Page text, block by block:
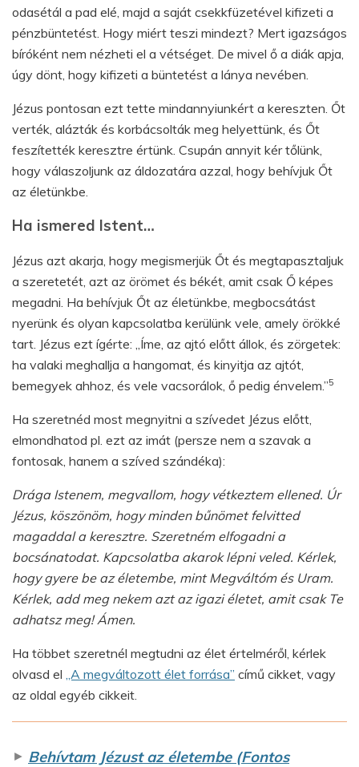
odasétál a pad elé, majd a saját csekkfüzetével kifizeti a
pénzbüntetést. Hogy miért teszi mindezt? Mert igazságos
bíróként nem nézheti el a vétséget. De mivel ő a diák apja,
úgy dönt, hogy kifizeti a büntetést a lánya nevében.
Jézus pontosan ezt tette mindannyiunkért a kereszten. Őt
verték, alázták és korbácsolták meg helyettünk, és Őt
feszítették keresztre értünk. Csupán annyit kér tőlünk,
hogy válaszoljunk az áldozatára azzal, hogy behívjuk Őt
az életünkbe.
Ha ismered Istent…
Jézus azt akarja, hogy megismerjük Őt és megtapasztaljuk
a szeretetét, azt az örömet és békét, amit csak Ő képes
megadni. Ha behívjuk Őt az életünkbe, megbocsátást
nyerünk és olyan kapcsolatba kerülünk vele, amely örökké
tart. Jézus ezt ígérte: „Íme, az ajtó előtt állok, és zörgetek:
ha valaki meghallja a hangomat, és kinyitja az ajtót,
bemegyek ahhoz, és vele vacsorálok, ő pedig énvelem.”5
Ha szeretnéd most megnyitni a szívedet Jézus előtt,
elmondhatod pl. ezt az imát (persze nem a szavak a
fontosak, hanem a szíved szándéka):
Drága Istenem, megvallom, hogy vétkeztem ellened. Úr
Jézus, köszönöm, hogy minden bűnömet felvitted
magaddal a keresztre. Szeretném elfogadni a
bocsánatodat. Kapcsolatba akarok lépni veled. Kérlek,
hogy gyere be az életembe, mint Megváltóm és Uram.
Kérlek, add meg nekem azt az igazi életet, amit csak Te
adhatsz meg! Ámen.
Ha többet szeretnél megtudni az élet értelméről, kérlek
olvasd el „A megváltozott élet forrása” című cikket, vagy
az oldal egyéb cikkeit.
► Behívtam Jézust az életembe (Fontos